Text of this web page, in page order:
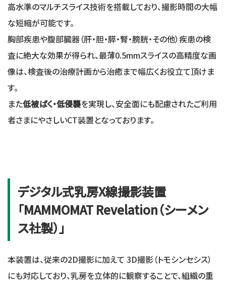
高水準のマルチスライス技術を搭載しており、撮影時間の大幅
な短縮が可能です。
胸部疾患や腹部臓器（肝・胆・膵・腎・膀胱・その他）疾患の検
査に絶大な効果が得られ、最薄0.5mmスライスの高精度な画
像は、検査後の治療計画から治癒まで幅広くお役立て頂けま
す。
また低被ばく・低侵襲を実現し、安全面にも配慮されたご利用
者さまにやさしいCT装置となっております。
デジタル式乳房X線撮影装置
「MAMMOMAT Revelation（シーメン
ス社製）」
本装置は、従来の2D撮影に加えて 3D撮影（トモシンセシス）
にも対応しており、乳房を立体的に観察することで、組織の重